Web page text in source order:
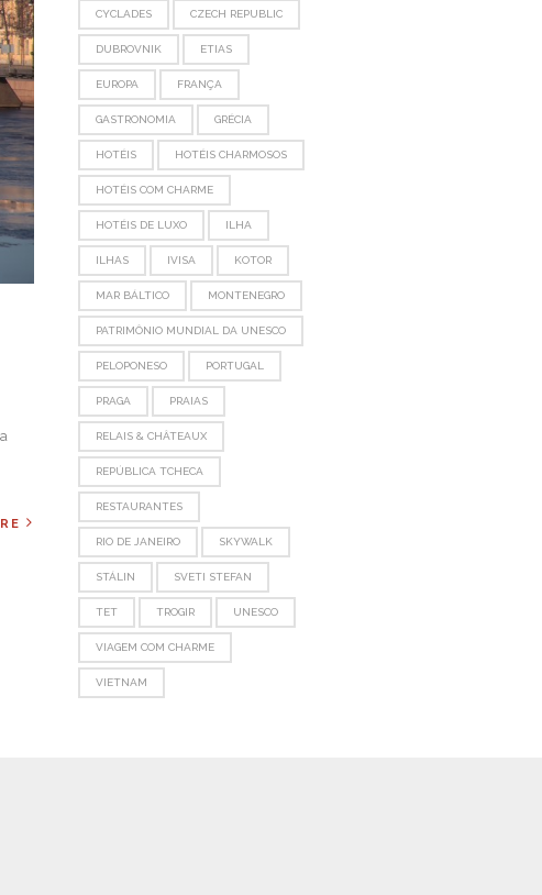
CYCLADES CZECH REPUBLIC
DUBROVNIK ETIAS
EUROPA FRANÇA
GASTRONOMIA GRÉCIA
HOTÉIS HOTÉIS CHARMOSOS
HOTÉIS COM CHARME
HOTÉIS DE LUXO ILHA
ILHAS IVISA KOTOR
MAR BÁLTICO MONTENEGRO
PATRIMÔNIO MUNDIAL DA UNESCO
PELOPONESO PORTUGAL
PRAGA PRAIAS
RELAIS & CHÂTEAUX
REPÚBLICA TCHECA
RESTAURANTES
RIO DE JANEIRO SKYWALK
STÁLIN SVETI STEFAN
TET TROGIR UNESCO
VIAGEM COM CHARME
VIETNAM